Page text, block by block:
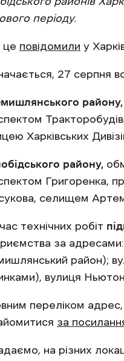
періоду.
це повідомили у
27 серпня
району,
Харківських
району,
Григоренка,
селищем
технічних робіт
за
район);
вулиця
переліком
за
на різних